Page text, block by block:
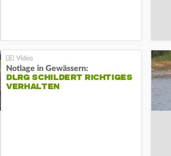
Notlage in Gewässern:
DLRG SCHILDERT RICHTIGES
VERHALTEN